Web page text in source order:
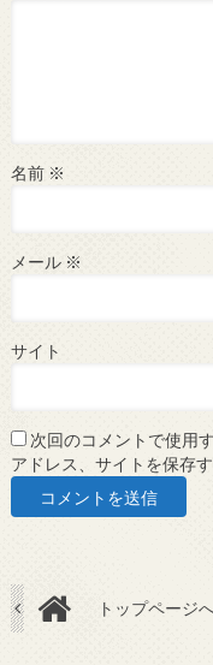
名前 ※
メール ※
サイト
次回のコメントで使用
アドレス、サイトを保存す
トップページ